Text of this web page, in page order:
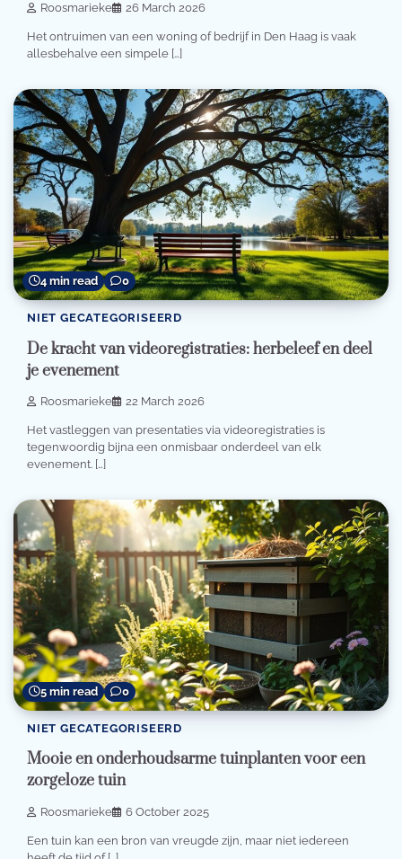
Roosmarieke 26 March 2026
Het ontruimen van een woning of bedrijf in Den Haag is vaak
allesbehalve een simpele […]
4 min read 0
NIET GECATEGORISEERD
De kracht van videoregistraties: herbeleef en deel
je evenement
Roosmarieke 22 March 2026
Het vastleggen van presentaties via videoregistraties is
tegenwoordig bijna een onmisbaar onderdeel van elk
evenement. […]
5 min read 0
NIET GECATEGORISEERD
Mooie en onderhoudsarme tuinplanten voor een
zorgeloze tuin
Roosmarieke 6 October 2025
Een tuin kan een bron van vreugde zijn, maar niet iedereen